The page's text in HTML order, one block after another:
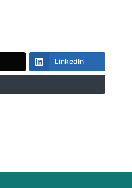
LinkedIn